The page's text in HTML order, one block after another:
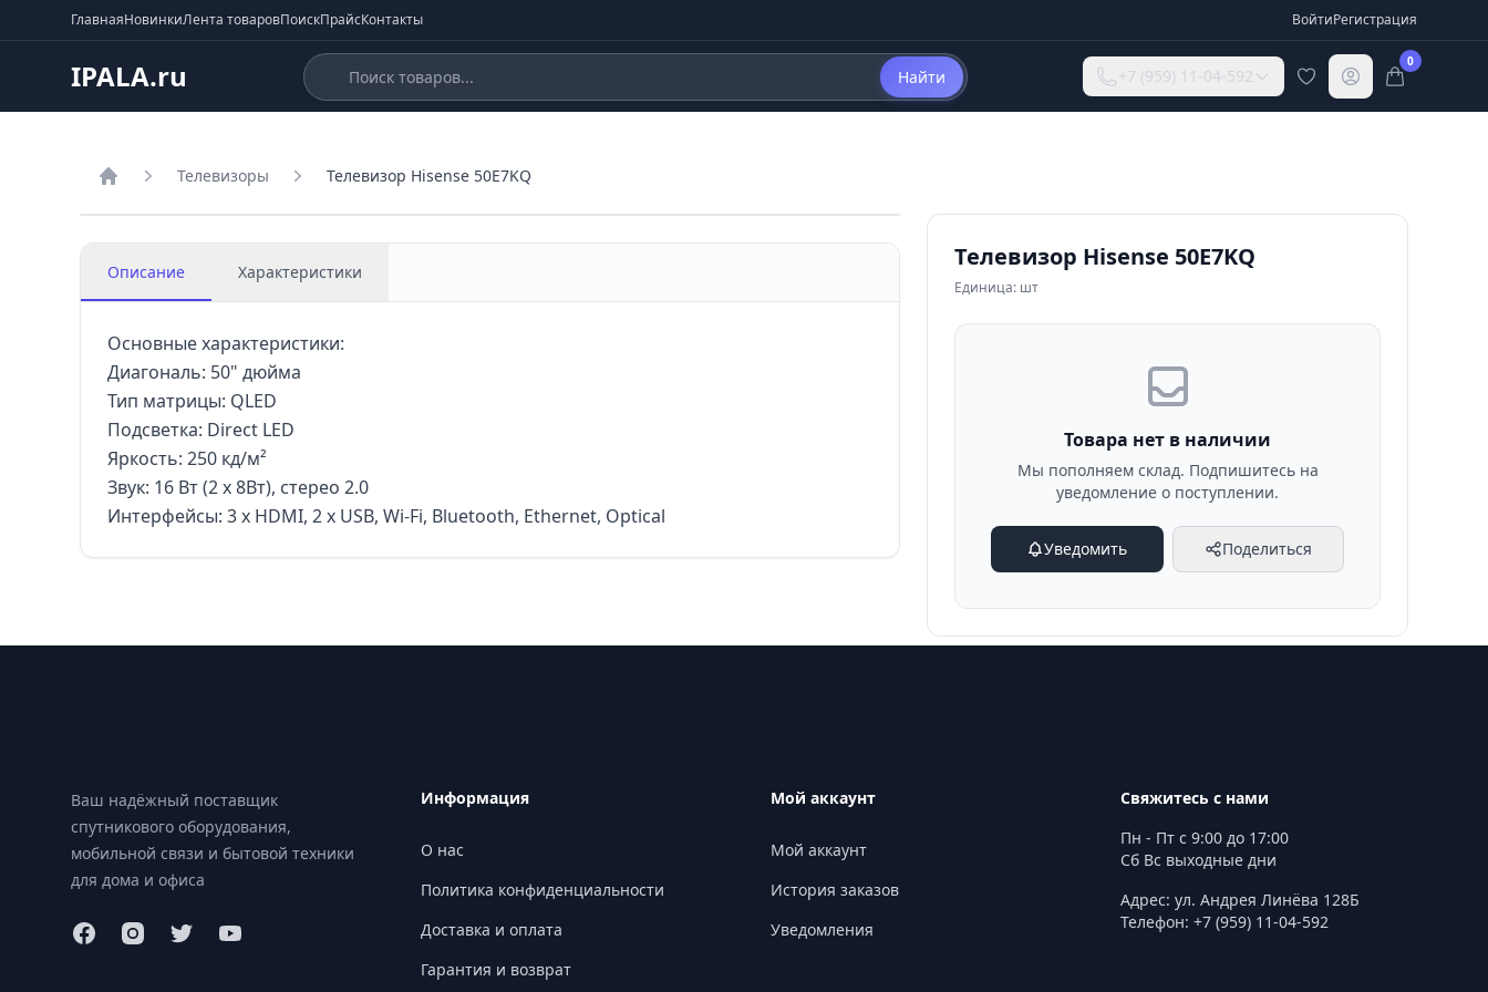
ГлавнаяНовинкиЛента товаровПоискПрайсКонтакты ВойтиРегистрация
IPALA.ru Найти +7 (959) 11-04-592
0
Телевизоры Телевизор Hisense 50E7KQ
Телевизор Hisense 50E7KQ
Единица: шт
Товара нет в наличии
Мы пополняем склад. Подпишитесь на
уведомление о поступлении.
Уведомить Поделиться
Описание Характеристики
Основные характеристики:
Диагональ: 50" дюйма
Тип матрицы: QLED
Подсветка: Direct LED
Яркость: 250 кд/м²
Звук: 16 Вт (2 x 8Вт), стерео 2.0
Интерфейсы: 3 x HDMI, 2 x USB, Wi-Fi, Bluetooth, Ethernet, Optical
Ваш надёжный поставщик
спутникового оборудования,
мобильной связи и бытовой техники
для дома и офиса
Информация
О нас
Политика конфиденциальности
Доставка и оплата
Гарантия и возврат
Мой аккаунт
Мой аккаунт
История заказов
Уведомления
Свяжитесь с нами
Пн - Пт с 9:00 до 17:00
Сб Вс выходные дни
Адрес: ул. Андрея Линёва 128Б
Телефон: +7 (959) 11-04-592